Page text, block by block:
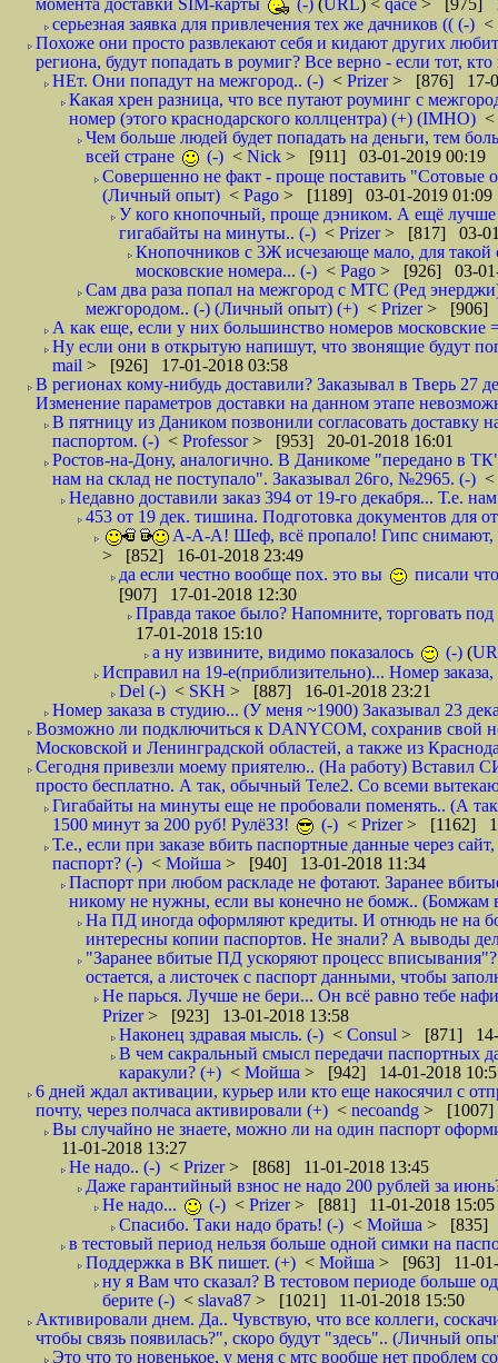
момента доставки SIM-карты
(-) (URL) < qace > [975]
серьезная заявка для привлечения тех же дачников (( (-) <
Похоже они просто развлекают себя и кидают других
региона, будут попадать в роумиг? Все верно - если тот,
НЕт. Они попадут на межгород.. (-) < Prizer> [876] 17-
Какая хрен разница, что все путают роуминг с
номер (этого краснодарского коллцентра) (+) (IMHO) <
Чем больше людей будет попадать на деньги, тем
всей стране
(-) < Nick > [911] 03-01-2019 00:19
Совершенно не факт - проще поставить "Сотовые
(Личный опыт) < Pago > [1189] 03-01-2019 01:09
У кого кнопочный, проще дэником. А ещё лучше
гигабайты на минуты.. (-) < Prizer> [817] 03-
Кнопочников с 3Ж исчезающе мало, для такой
московские номера... (-) < Pago > [926] 03-01-
Сам два раза попал на межгород с МТС (Ред
межгородом.. (-) (Личный опыт) (+) < Prizer> [906]
А как еще, если у них большинство номеров московские
Ну если они в открытую напишут, что звонящие будут
mail > [926] 17-01-2018 03:58
В регионах кому-нибудь доставили? Заказывал в Тверь 27
Изменение параметров доставки на данном этапе
В пятницу из Даником позвонили согласовать доставку
паспортом. (-) < Professor> [953] 20-01-2018 16:01
Ростов-на-Дону, аналогично. В Даникоме "передано в
нам на склад не поступало". Заказывал 26го, №2965. (-) <
Недавно доставили заказ 394 от 19-го декабря... Т.е.
453 от 19 дек. тишина. Подготовка документов для
А-А-А! Шеф, всё пропало! Гипс снимают,
> [852] 16-01-2018 23:49
да если честно вообще пох. это вы
писали
[907] 17-01-2018 12:30
Правда такое было? Напомните, торговать
17-01-2018 15:10
а ну извините, видимо показалось
(-) (
Исправил на 19-е(приблизительно)... Номер
Del (-) < SKH > [887] 16-01-2018 23:21
Номер заказа в студию... (У меня ~1900) Заказывал 23
Возможно ли подключиться к DANYCOM, сохранив свой
Московской и Ленинградской областей, а также из
Сегодня привезли моему приятелю.. (На работу) Вставил
просто бесплатно. А так, обычный Теле2. Со всеми
Гигабайты на минуты еще не пробовали поменять.. (А
1500 минут за 200 руб! РулёЗЗ!
(-) < Prizer> [1162]
Т.е., если при заказе вбить паспортные данные через
паспорт? (-) < Мойша > [940] 13-01-2018 11:34
Паспорт при любом раскладе не фотают. Заранее
никому не нужны, если вы конечно не бомж.. (Бомжам
На ПД иногда оформляют кредиты. И отнюдь не на
интересны копии паспортов. Не знали? А выводы
"Заранее вбитые ПД ускоряют процесс
остается, а листочек с паспорт данными, чтобы
Не парься. Лучше не бери... Он всё равно тебе
Prizer> [923] 13-01-2018 13:58
Наконец здравая мысль. (-) < Consul > [871] 14-
В чем сакральный смысл передачи паспортных
каракули? (+) < Мойша > [942] 14-01-2018
6 дней ждал активации, курьер или кто еще накосячил с
почту, через полчаса активировали (+) < necoandg > [1007]
Вы случайно не знаете, можно ли на один паспорт
11-01-2018 13:27
Не надо.. (-) < Prizer> [868] 11-01-2018 13:45
Даже гарантийный взнос не надо 200 рублей за
Не надо...
(-) < Prizer> [881] 11-01-2018 15:05
Спасибо. Таки надо брать! (-) < Мойша > [835]
в тестовый период нельзя больше одной симки на
Поддержка в ВК пишет. (+) < Мойша > [963] 11-01-
ну я Вам что сказал? В тестовом периоде больше
берите (-) < slava87 > [1021] 11-01-2018 15:50
Активировали днем. Да.. Чувствую, что все коллеги,
чтобы связь появилась?", скоро будут "здесь".. (Личный
Это что то новенькое, у меня с мтс вообще нет проблем